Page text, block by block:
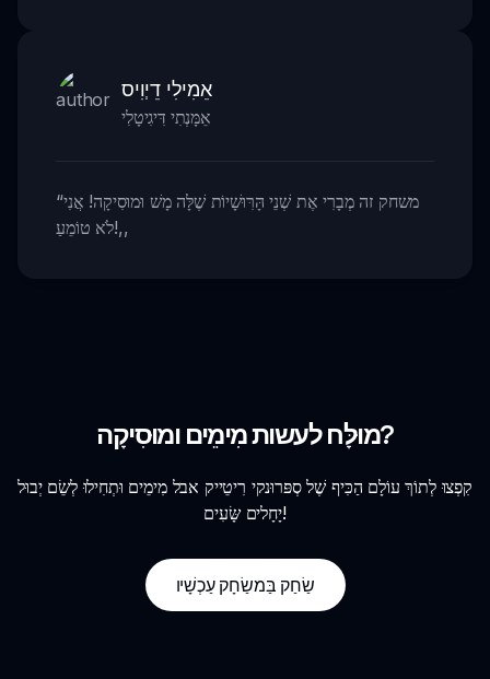
אֵמִילִי דֵיְוִיס
אֵמָּנְתִי דִּיגִיטָלִי
“משחק זה מְבָרִי אֶת שְׁנֵי הָּרִּוּשָׁיוֹת שֶׁלָּה מָשׁ וּמוּסִיקָה! אֲנִי
לֹא טוֹמֵעַ!,,
מוּלָּח לעשות מִימֵים ומוּסִיקָה?
קִפְצוּ לְתוֹךְ עוֹלָם הַכִּיף שֶׁל סְפּרוּנקי רִיטֵייק אבל מִימֵים וּתְחִילוּ לְשֵׂם יְבוּל
יָחָלים שָּׂעִים!
שַׂחַק בַּמשַׂחָק עַכְשָׁיו